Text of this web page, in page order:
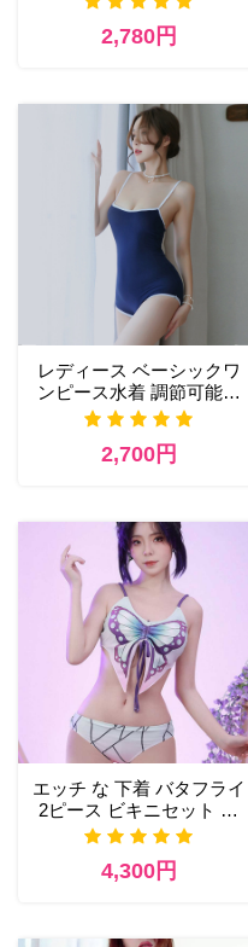
2,780円
レディース ベーシックワ
ンピース水着 調節可能な
ショルダーストラップ付き
2,700円
エッチ な 下着 バタフライ
2ピース ビキニセット コ
スプレ エロ
4,300円